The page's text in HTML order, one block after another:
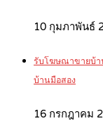
10 กุมภาพันธ์
รับโฆษณาขายบ้า
บ้านมือสอง
16 กรกฎาคม